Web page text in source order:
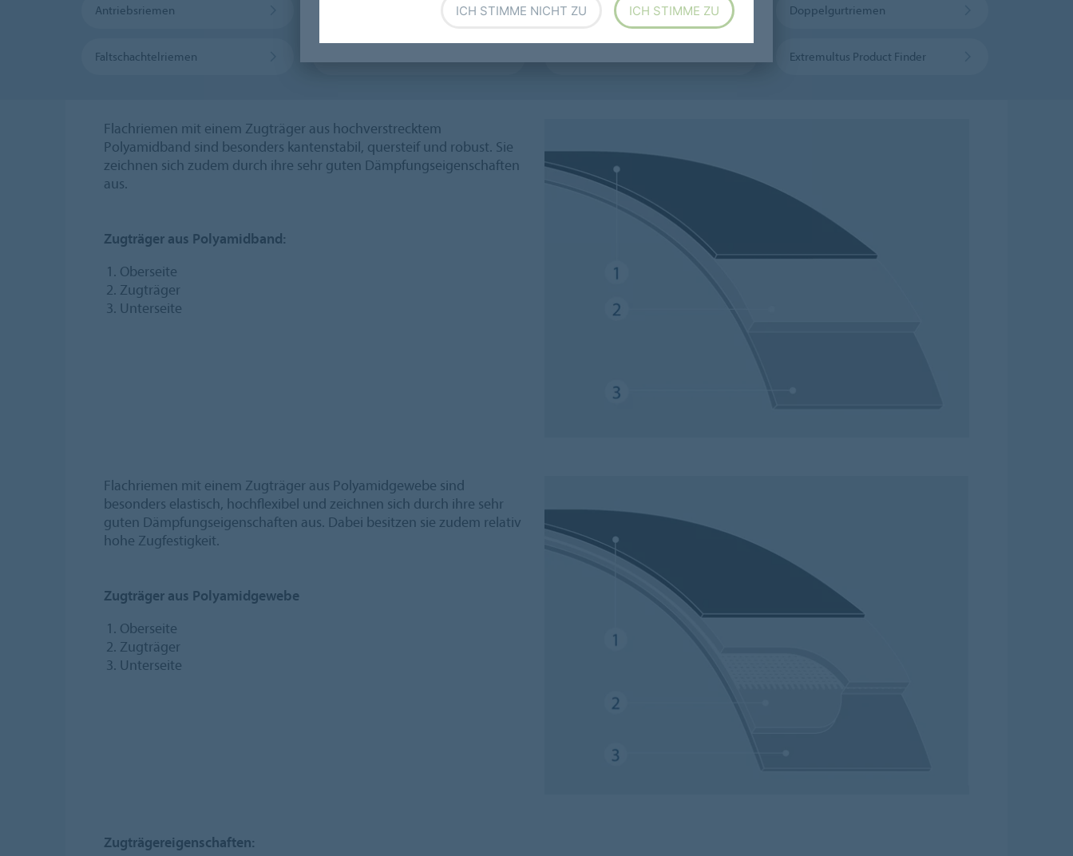
Antriebsriemen Rollenbahnantriebsriemen Tangentialriemen Doppelgurtriemen
Faltschachtelriemen Extremultus Product Finder
Flachriemen mit einem Zugträger aus hochverstrecktem
Polyamidband sind besonders kantenstabil, quersteif und robust. Sie
zeichnen sich zudem durch ihre sehr guten Dämpfungseigenschaften
aus.
Zugträger aus Polyamidband:
Oberseite
Zugträger
Unterseite
Flachriemen mit einem Zugträger aus Polyamidgewebe sind
besonders elastisch, hochflexibel und zeichnen sich durch ihre sehr
guten Dämpfungseigenschaften aus. Dabei besitzen sie zudem relativ
hohe Zugfestigkeit.
Zugträger aus Polyamidgewebe
Oberseite
Zugträger
Unterseite
Zugträgereigenschaften:
ICH STIMME NICHT ZU ICH STIMME ZU